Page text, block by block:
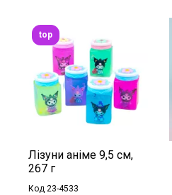
Лізуни аніме 9,5 см,
267 г
Код 23-4533
top